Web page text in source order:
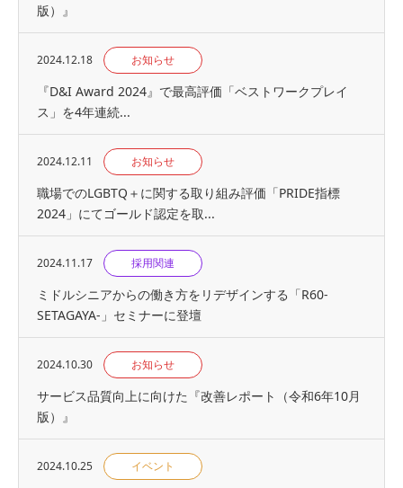
版）』
2024.12.18 お知らせ
『D&I Award 2024』で最高評価「ベストワークプレイ
ス」を4年連続...
2024.12.11 お知らせ
職場でのLGBTQ＋に関する取り組み評価「PRIDE指標
2024」にてゴールド認定を取...
2024.11.17 採用関連
ミドルシニアからの働き方をリデザインする「R60-
SETAGAYA-」セミナーに登壇
2024.10.30 お知らせ
サービス品質向上に向けた『改善レポート（令和6年10月
版）』
2024.10.25 イベント